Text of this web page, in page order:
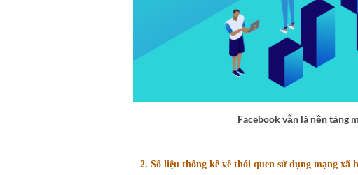
Facebook vẫn là nền tảng
2. Số liệu thống kê về thói quen sử dụng mạng xã